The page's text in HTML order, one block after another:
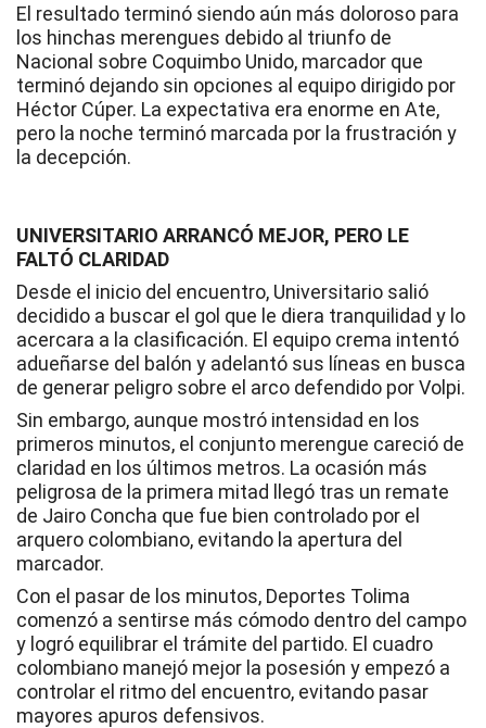
El resultado terminó siendo aún más doloroso para
los hinchas merengues debido al triunfo de
Nacional sobre Coquimbo Unido, marcador que
terminó dejando sin opciones al equipo dirigido por
Héctor Cúper. La expectativa era enorme en Ate,
pero la noche terminó marcada por la frustración y
la decepción.
UNIVERSITARIO ARRANCÓ MEJOR, PERO LE
FALTÓ CLARIDAD
Desde el inicio del encuentro, Universitario salió
decidido a buscar el gol que le diera tranquilidad y lo
acercara a la clasificación. El equipo crema intentó
adueñarse del balón y adelantó sus líneas en busca
de generar peligro sobre el arco defendido por Volpi.
Sin embargo, aunque mostró intensidad en los
primeros minutos, el conjunto merengue careció de
claridad en los últimos metros. La ocasión más
peligrosa de la primera mitad llegó tras un remate
de Jairo Concha que fue bien controlado por el
arquero colombiano, evitando la apertura del
marcador.
Con el pasar de los minutos, Deportes Tolima
comenzó a sentirse más cómodo dentro del campo
y logró equilibrar el trámite del partido. El cuadro
colombiano manejó mejor la posesión y empezó a
controlar el ritmo del encuentro, evitando pasar
mayores apuros defensivos.